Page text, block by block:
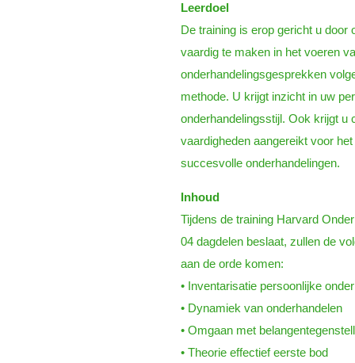
Leerdoel
De training is erop gericht u door
vaardig te maken in het voeren
onderhandelingsgesprekken
methode. U krijgt inzicht in uw
onderhandelingsstijl. Ook krijgt u
vaardigheden aangereikt voor
succesvolle onderhandelingen.
Inhoud
Tijdens de training Harvard
04 dagdelen beslaat, zullen de
aan de orde komen:
• Inventarisatie persoonlijke
• Dynamiek van onderhandelen
• Omgaan met
• Theorie effectief eerste bod